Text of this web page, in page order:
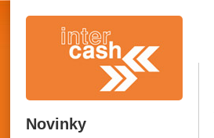
Novinky